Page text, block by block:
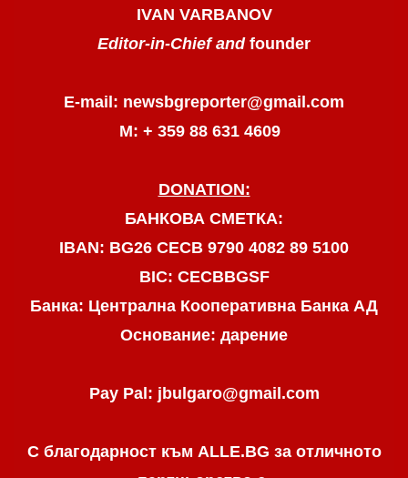
IVAN VARBANOV
Editor-in-Chief and founder
E-mail: newsbgreporter@gmail.com
М: + 359 88 631 4609
DONATION:
БАНКОВА СМЕТКА:
IBAN: BG26 CECB 9790 4082 89 5100
BIC: CECBBGSF
Банка: Централна Кооперативна Банка АД
Основание: дарение
Pay Pal: jbulgaro@gmail.com
С благодарност към ALLE.BG за отличното